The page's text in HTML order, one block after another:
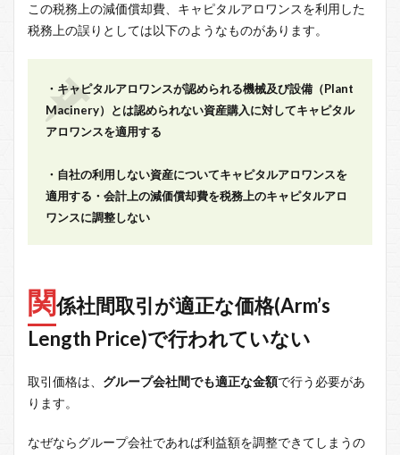
この税務上の減価償却費、キャピタルアロワンスを利用した
税務上の誤りとしては以下のようなものがあります。
・キャピタルアロワンスが認められる機械及び設備（Plant
Macinery）とは認められない資産購入に対してキャピタル
アロワンスを適用する
・自社の利用しない資産についてキャピタルアロワンスを
適用する・会計上の減価償却費を税務上のキャピタルアロ
ワンスに調整しない
関係社間取引が適正な価格(Arm’s
Length Price)で行われていない
取引価格は、 グループ会社間でも適正な金額で行う必要があ
ります。
なぜならグループ会社であれば利益額を調整できてしまうの